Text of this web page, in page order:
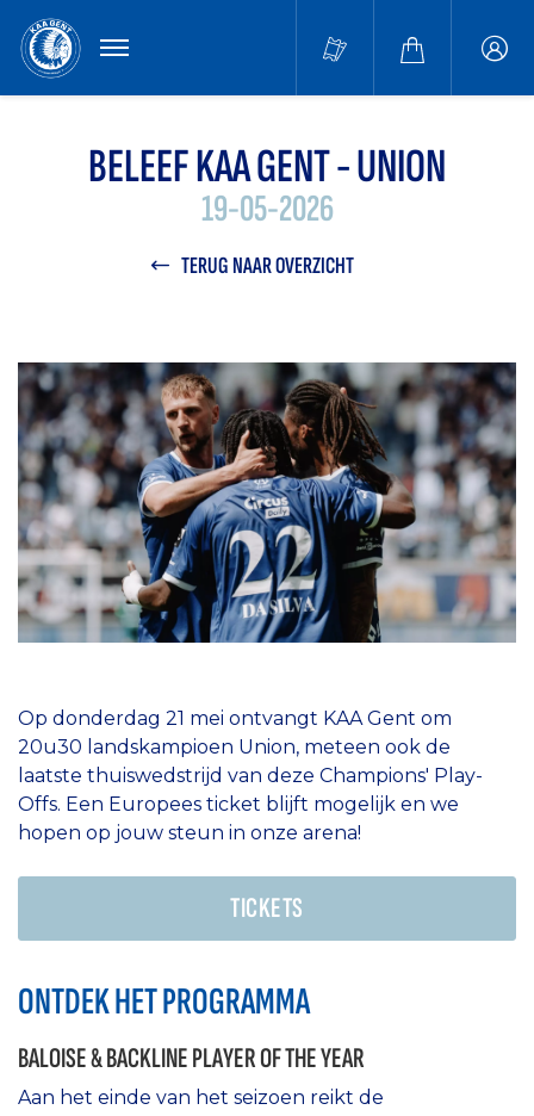
MENU
BELEEF KAA GENT - UNION
19-05-2026
TERUG NAAR OVERZICHT
Op donderdag 21 mei ontvangt KAA Gent om
20u30 landskampioen Union, meteen ook de
laatste thuiswedstrijd van deze Champions' Play-
Offs. Een Europees ticket blijft mogelijk en we
hopen op jouw steun in onze arena!
TICKETS
ONTDEK HET PROGRAMMA
BALOISE & BACKLINE PLAYER OF THE YEAR
Aan het einde van het seizoen reikt de